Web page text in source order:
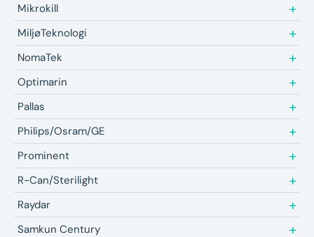
Mikrokill
MiljøTeknologi
NomaTek
Optimarin
Pallas
Philips/Osram/GE
Prominent
R-Can/Sterilight
Raydar
Samkun Century